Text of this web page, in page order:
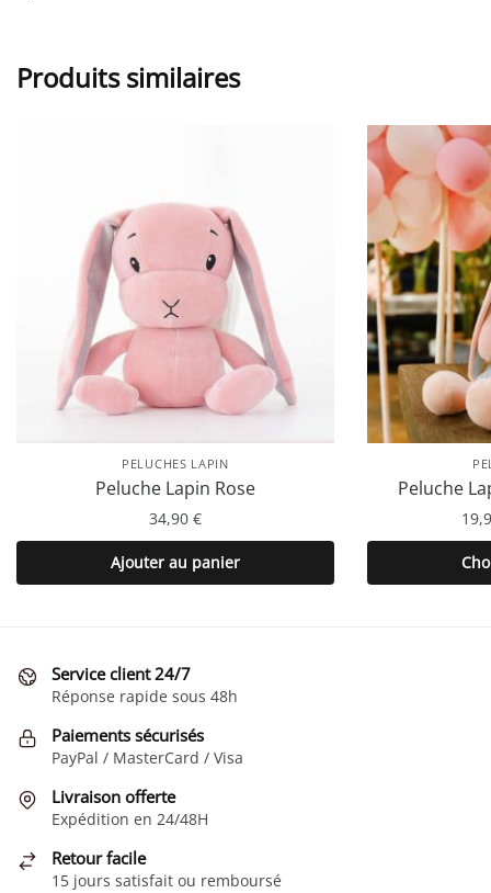
Produits similaires
PELUCHES LAPIN
Peluche Lapin Rose
34,90 €
Ajouter au panier
Peluche
Service client 24/7
Réponse rapide sous 48h
Paiements sécurisés
PayPal / MasterCard / Visa
Livraison offerte
Expédition en 24/48H
Retour facile
15 jours satisfait ou remboursé